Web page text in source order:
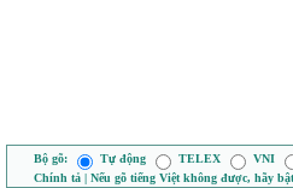
Bộ gõ: Tự động TELEX VNI
Chính tả | Nếu gõ tiếng Việt không được, hãy